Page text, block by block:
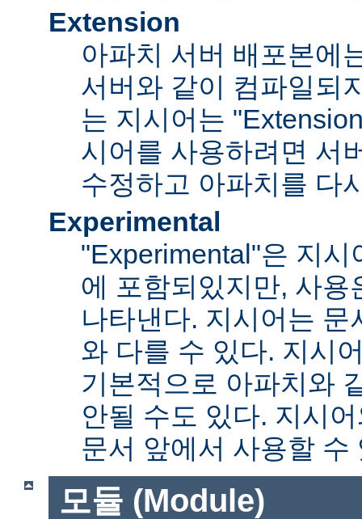
Extension
아파치 서버 배포본에
서버와 같이 컴파일되
는 지시어는
시어를 사용하려면 서
수정하고 아파치를 다
Experimental
"Experimental"은 지시
에 포함되있지만, 사용
나타낸다. 지시어는
와 다를 수 있다. 지시
기본적으로 아파치와
안될 수도 있다. 지시
문서 앞에서 사용할 수
모듈 (Module)